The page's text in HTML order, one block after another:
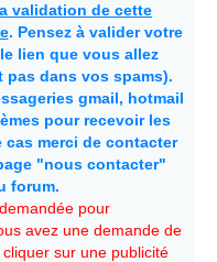
validation de cette
. Pensez à valider votre
lien que vous allez
pas dans vos spams).
gmail, hotmail
pour recevoir les
cas merci de contacter
"nous contacter"
forum.
pour
avez une demande de
sur une publicité